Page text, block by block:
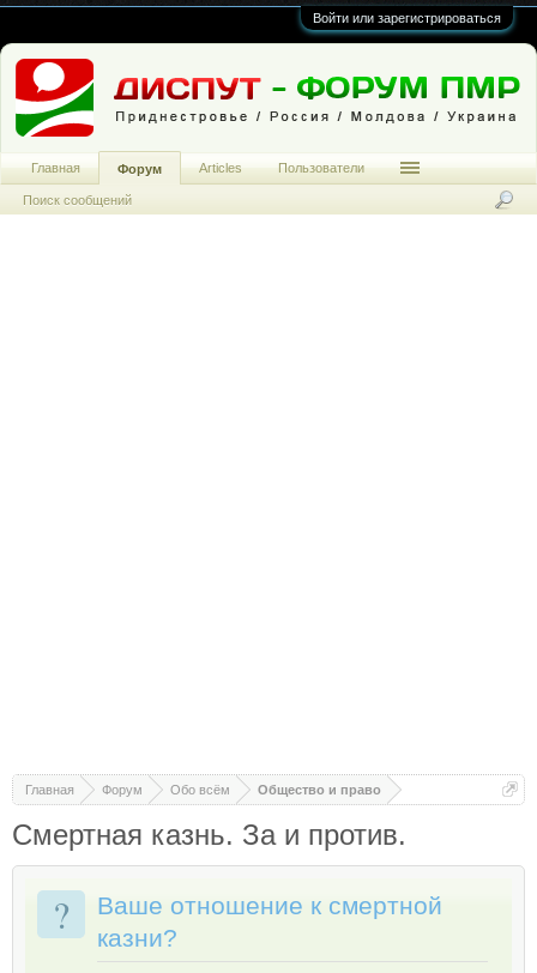
Войти или зарегистрироваться
Главная Форум Обо всём Общество и право
Смертная казнь. За и против.
?
Ваше отношение к смертной
казни?
Главная Форум
Поиск сообщений
Articles Пользователи